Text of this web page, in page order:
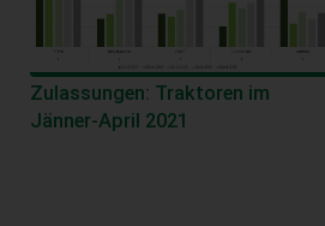
Zulassungen: Traktoren im
Jänner-April 2021